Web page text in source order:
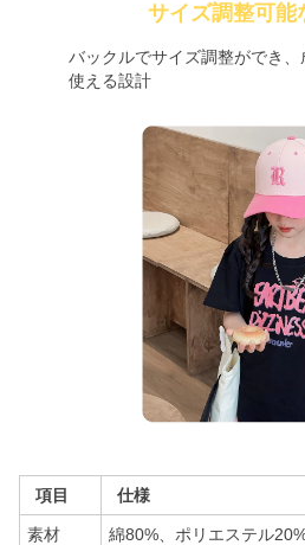
サイズ調整可能
バックルでサイズ調整ができ、
使える設計
項目 仕様
素材 綿80%、ポリエステル